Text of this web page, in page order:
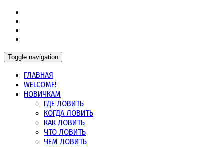
Морская рыбалка
Морская рыбалка в Норвегии, в Мурманской области и
других северных морях
Toggle navigation
ГЛАВНАЯ
WELCOME!
НОВИЧКАМ
ГДЕ ЛОВИТЬ
КОГДА ЛОВИТЬ
КАК ЛОВИТЬ
ЧТО ЛОВИТЬ
ЧЕМ ЛОВИТЬ